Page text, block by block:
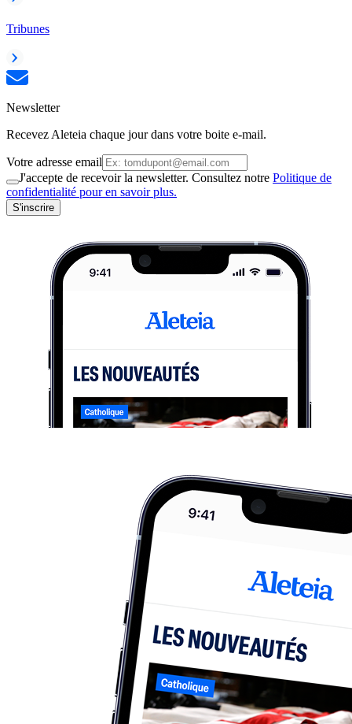
Tribunes
Newsletter
Recevez Aleteia chaque jour dans votre boite e-mail.
Votre adresse email
J'accepte de recevoir la newsletter. Consultez notre Politique de
confidentialité pour en savoir plus.
S'inscrire